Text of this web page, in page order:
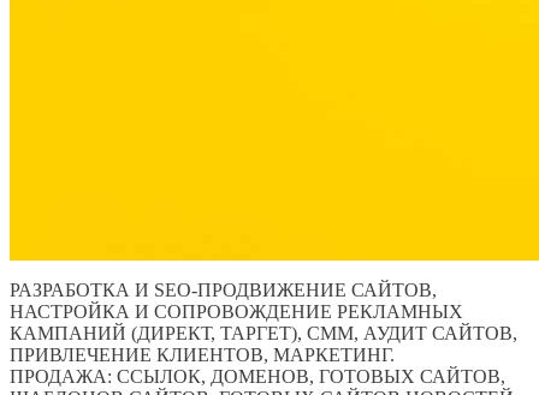
РАЗРАБОТКА И SEO-ПРОДВИЖЕНИЕ САЙТОВ,
НАСТРОЙКА И СОПРОВОЖДЕНИЕ РЕКЛАМНЫХ
КАМПАНИЙ (ДИРЕКТ, ТАРГЕТ), СММ, АУДИТ САЙТОВ,
ПРИВЛЕЧЕНИЕ КЛИЕНТОВ, МАРКЕТИНГ.
ПРОДАЖА: ССЫЛОК, ДОМЕНОВ, ГОТОВЫХ САЙТОВ,